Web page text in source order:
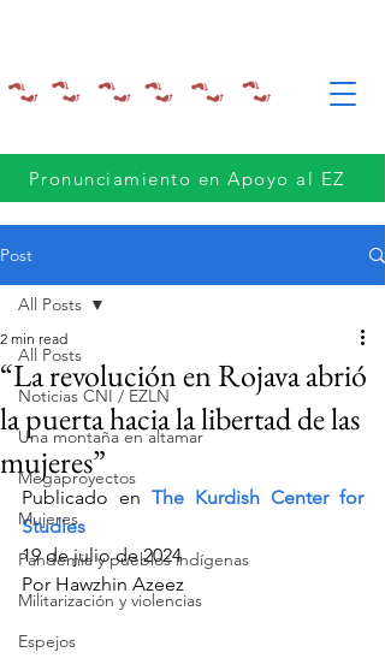
Pronunciamiento en Apoyo al EZ
Post
All Posts
Noticias CNI / EZLN
Una montaña en altamar
Megaproyectos
Mujeres
Pandemia y pueblos indígenas
Militarización y violencias
Espejos
All Posts
“La revolución en Rojava abrió
la puerta hacia la libertad de las
mujeres”
2 min read
Publicado en The Kurdish Center for
Studies
19 de julio de 2024
Por Hawzhin Azeez